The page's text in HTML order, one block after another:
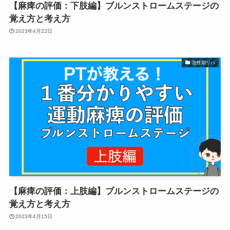
【麻痺の評価：下肢編】ブルンストロームステージの
覚え方と考え方
2023年4月22日
急性期リハ
【麻痺の評価：上肢編】ブルンストロームステージの
覚え方と考え方
2023年4月15日